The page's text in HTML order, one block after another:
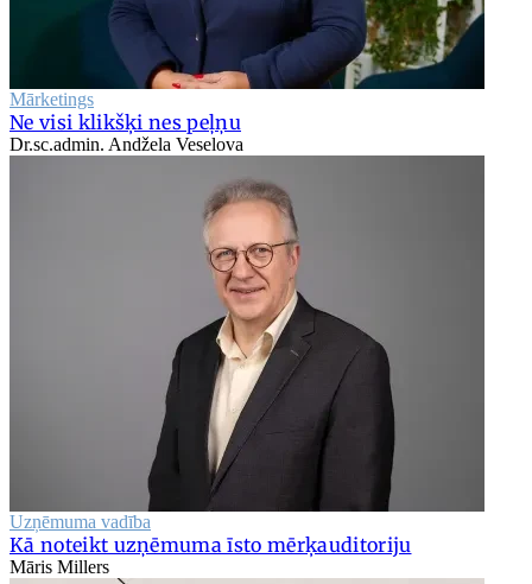
Mārketings
Ne visi klikšķi nes peļņu
Dr.sc.admin. Andžela Veselova
Uzņēmuma vadība
Kā noteikt uzņēmuma īsto mērķauditoriju
Māris Millers